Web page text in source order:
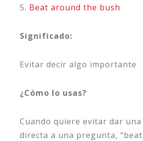
5. Beat around the bush
Significado:
Evitar decir algo importante
¿Cómo lo usas?
Cuando quiere evitar dar
directa a una pregunta,